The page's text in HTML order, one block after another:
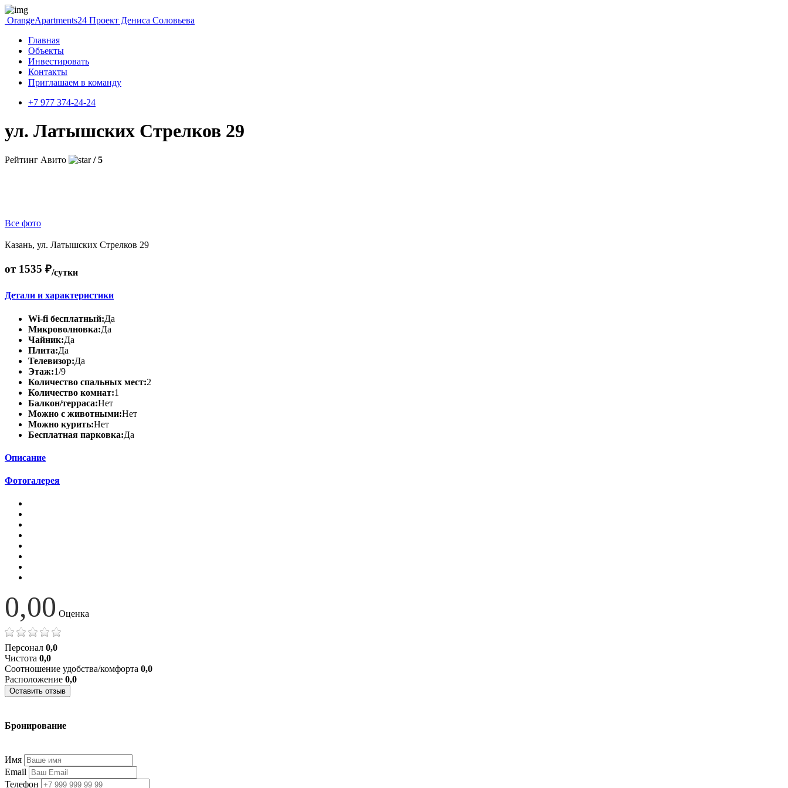
OrangeApartments24 Проект Дениса Соловьева
Главная
Объекты
Инвестировать
Контакты
Приглашаем в команду
+7 977 374-24-24
ул. Латышских Стрелков 29
Рейтинг Авито / 5
Все фото
Казань, ул. Латышских Стрелков 29
от 1535 ₽/сутки
Детали и характеристики
Wi-fi бесплатный:Да
Микроволновка:Да
Чайник:Да
Плита:Да
Телевизор:Да
Этаж:1/9
Количество спальных мест:2
Количество комнат:1
Балкон/терраса:Нет
Можно с животными:Нет
Можно курить:Нет
Бесплатная парковка:Да
Описание
Фотогалерея
0,00 Оценка
Персонал 0,0
Чистота 0,0
Соотношение удобства/комфорта 0,0
Расположение 0,0
Оставить отзыв
Бронирование
Имя
Email
Телефон